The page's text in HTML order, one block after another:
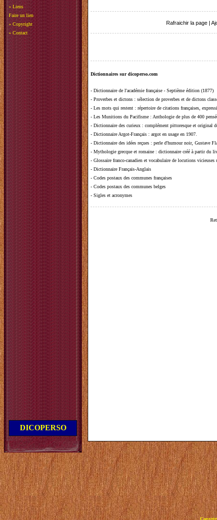
» Liens
Faire un lien
» Copyright
» Contact
DICOPERSO
Rafraichir la page
Dictionnaires sur dicoperso.com
- Dictionnaire de l'académie française - Septième édition (1877)
- Proverbes et dictons : sélection de proverbes et de dictons
- Les mots qui restent : répertoire de citations françaises,
- Les Munitions du Pacifisme : Anthologie de plus de 400
- Dictionnaire des curieux : complément pittoresque et original
- Dictionnaire Argot-Français : argot en usage en 1907.
- Dictionnaire des idées reçues : perle d'humour noir, Gustave
- Mythologie grecque et romaine : dictionnaire créé à partir du
- Glossaire franco-canadien et vocabulaire de locutions vicieuses
- Dictionnaire Français-Anglais
- Codes postaux des communes françaises
- Codes postaux des communes belges
- Sigles et acronymes